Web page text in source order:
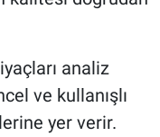
analiz
ve kullanışlı
yer verir.